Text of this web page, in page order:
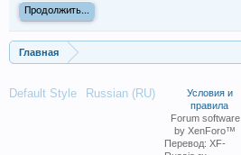
Продолжить...
Главная
Default Style Russian (RU)
Условия и
правила
Forum software
by XenForo™
Перевод: XF-